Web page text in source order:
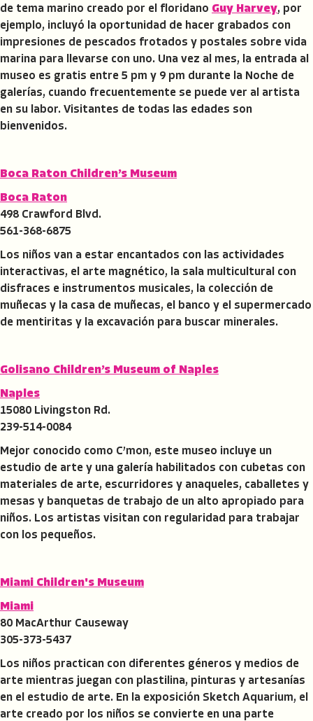
de tema marino creado por el floridano Guy Harvey, por
ejemplo, incluyó la oportunidad de hacer grabados con
impresiones de pescados frotados y postales sobre vida
marina para llevarse con uno. Una vez al mes, la entrada al
museo es gratis entre 5 pm y 9 pm durante la Noche de
galerías, cuando frecuentemente se puede ver al artista
en su labor. Visitantes de todas las edades son
bienvenidos.
Boca Raton Children’s Museum
Boca Raton
498 Crawford Blvd.
561-368-6875
Los niños van a estar encantados con las actividades
interactivas, el arte magnético, la sala multicultural con
disfraces e instrumentos musicales, la colección de
muñecas y la casa de muñecas, el banco y el supermercado
de mentiritas y la excavación para buscar minerales.
Golisano Children’s Museum of Naples
Naples
15080 Livingston Rd.
239-514-0084
Mejor conocido como C’mon, este museo incluye un
estudio de arte y una galería habilitados con cubetas con
materiales de arte, escurridores y anaqueles, caballetes y
mesas y banquetas de trabajo de un alto apropiado para
niños. Los artistas visitan con regularidad para trabajar
con los pequeños.
Miami Children's Museum
Miami
80 MacArthur Causeway
305-373-5437
Los niños practican con diferentes géneros y medios de
arte mientras juegan con plastilina, pinturas y artesanías
en el estudio de arte. En la exposición Sketch Aquarium, el
arte creado por los niños se convierte en una parte